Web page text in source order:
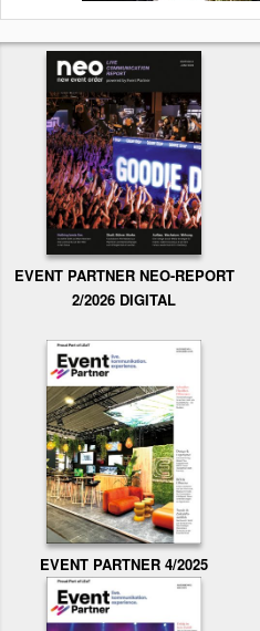
EVENT PARTNER NEO-REPORT
2/2026 DIGITAL
EVENT PARTNER 4/2025